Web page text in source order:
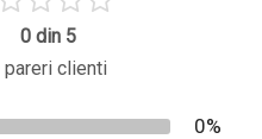
0 din 5
pareri clienti
0%